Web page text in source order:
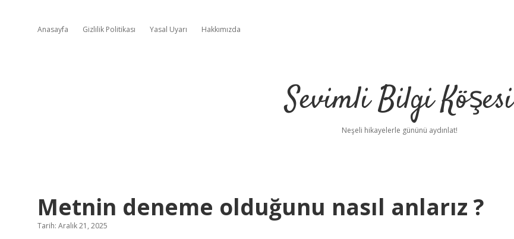
Anasayfa Gizlilik Politikası Yasal Uyarı Hakkımızda
Sevimli Bilgi Köşesi
Neşeli hikayelerle gününü aydınlat!
Metnin deneme olduğunu nasıl anlarız ?
Tarih: Aralık 21, 2025